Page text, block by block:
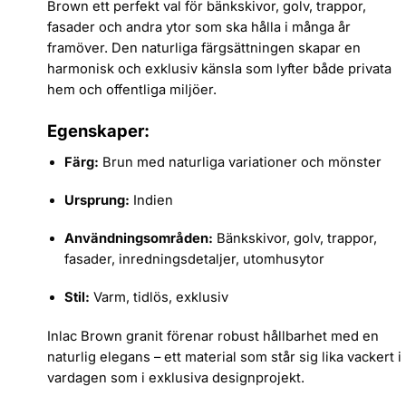
Brown ett perfekt val för bänkskivor, golv, trappor,
fasader och andra ytor som ska hålla i många år
framöver. Den naturliga färgsättningen skapar en
harmonisk och exklusiv känsla som lyfter både privata
hem och offentliga miljöer.
Egenskaper:
Färg: Brun med naturliga variationer och mönster
Ursprung: Indien
Användningsområden: Bänkskivor, golv, trappor,
fasader, inredningsdetaljer, utomhusytor
Stil: Varm, tidlös, exklusiv
Inlac Brown granit förenar robust hållbarhet med en
naturlig elegans – ett material som står sig lika vackert i
vardagen som i exklusiva designprojekt.